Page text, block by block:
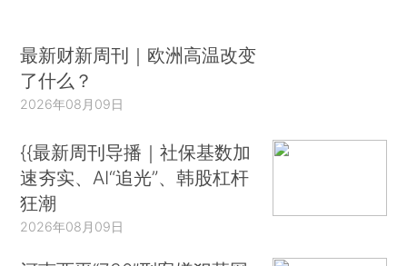
最新财新周刊｜欧洲高温改变
了什么？
2026年08月09日
{{最新周刊导播｜社保基数加
速夯实、AI“追光”、韩股杠杆
狂潮
2026年08月09日